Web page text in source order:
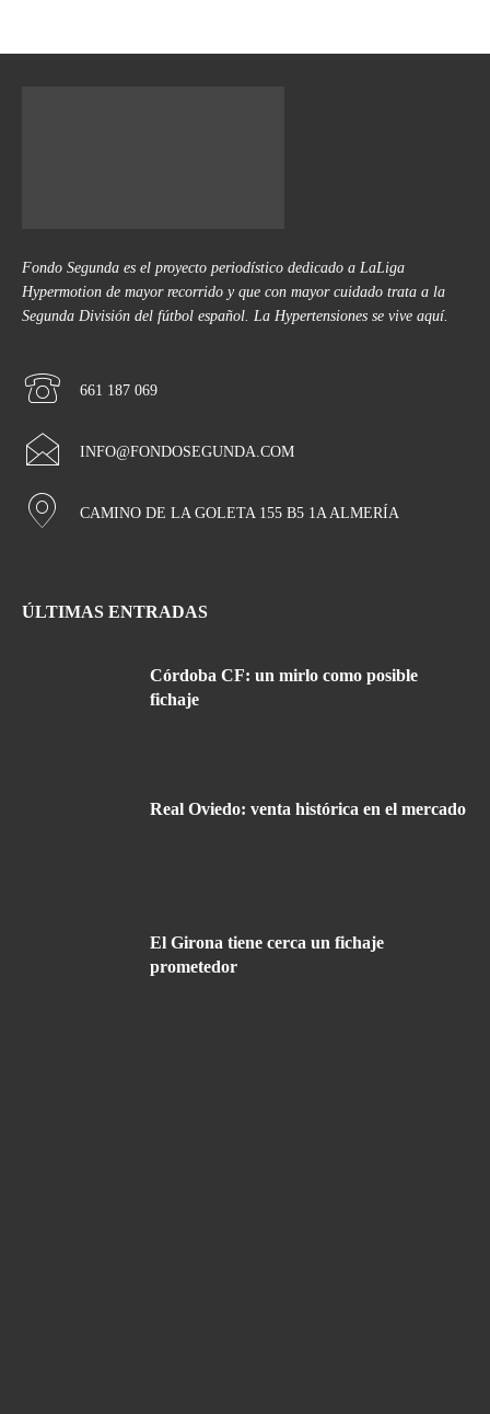
Fondo Segunda es el proyecto periodístico dedicado a LaLiga
Hypermotion de mayor recorrido y que con mayor cuidado trata a la
Segunda División del fútbol español. La Hypertensiones se vive aquí.
661 187 069
INFO@FONDOSEGUNDA.COM
CAMINO DE LA GOLETA 155 B5 1A ALMERÍA
ÚLTIMAS ENTRADAS
Córdoba CF: un mirlo como posible
fichaje
Real Oviedo: venta histórica en el mercado
El Girona tiene cerca un fichaje
prometedor